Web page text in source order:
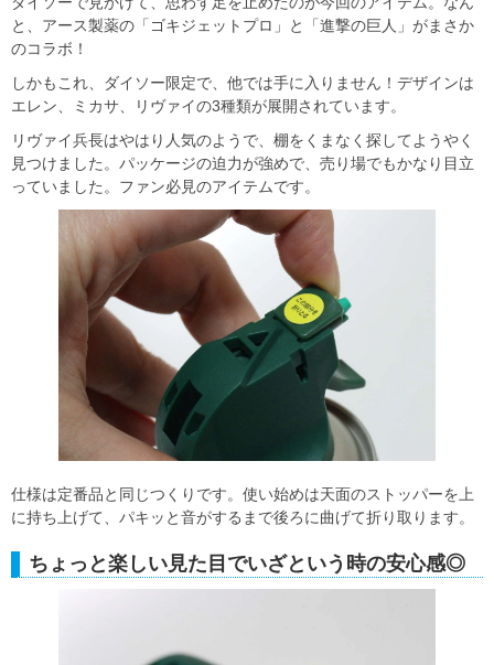
と、アース製薬の「ゴキジェットプロ」と「進撃の巨人」がまさか
のコラボ！
しかもこれ、ダイソー限定で、他では手に入りません！デザインは
エレン、ミカサ、リヴァイの3種類が展開されています。
リヴァイ兵長はやはり人気のようで、棚をくまなく探してようやく
見つけました。パッケージの迫力が強めで、売り場でもかなり目立
っていました。ファン必見のアイテムです。
仕様は定番品と同じつくりです。使い始めは天面のストッパーを上
に持ち上げて、パキッと音がするまで後ろに曲げて折り取ります。
ちょっと楽しい見た目でいざという時の安心感◎